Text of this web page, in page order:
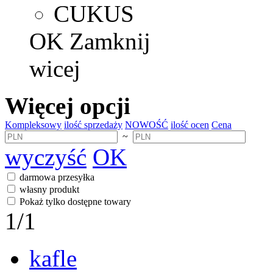
CUKUS
OK Zamknij
wicej
Więcej opcji
Kompleksowy ilość sprzedaży NOWOŚĆ ilość ocen Cena
~
wyczyść OK
darmowa przesyłka
własny produkt
Pokaż tylko dostępne towary
1/1
kafle